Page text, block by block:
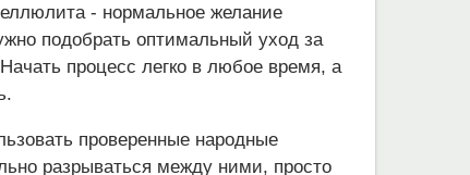
- нормальное желание
подобрать оптимальный уход за
процесс легко в любое время, а
проверенные народные
разрываться между ними, просто